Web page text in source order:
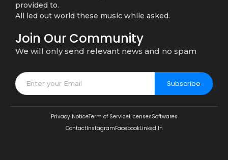
provided to.
All led out world these music while asked.
Join Our Community
We will only send relevant news and no spam
Subscribe
Privacy NoticeTerm of ServiceLicensesSoftwares
ContactInstagramFacebookLinked In